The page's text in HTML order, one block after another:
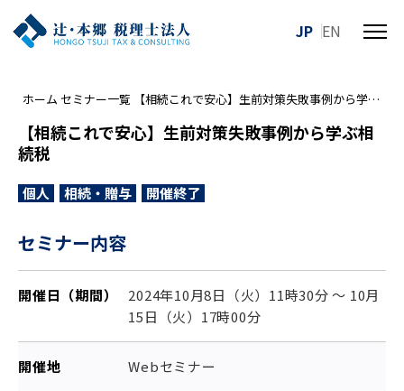
JP EN
メ
ー
ホーム セミナー一覧 【相続これで安心】生前対策失敗事例から学ぶ相続税
【相続これで安心】生前対策失敗事例から学ぶ相
続税
個人 相続・贈与 開催終了
セミナー内容
開催日（期間）
2024年10月8日（火）11時30分 ～ 10月
15日（火）17時00分
開催地 Webセミナー